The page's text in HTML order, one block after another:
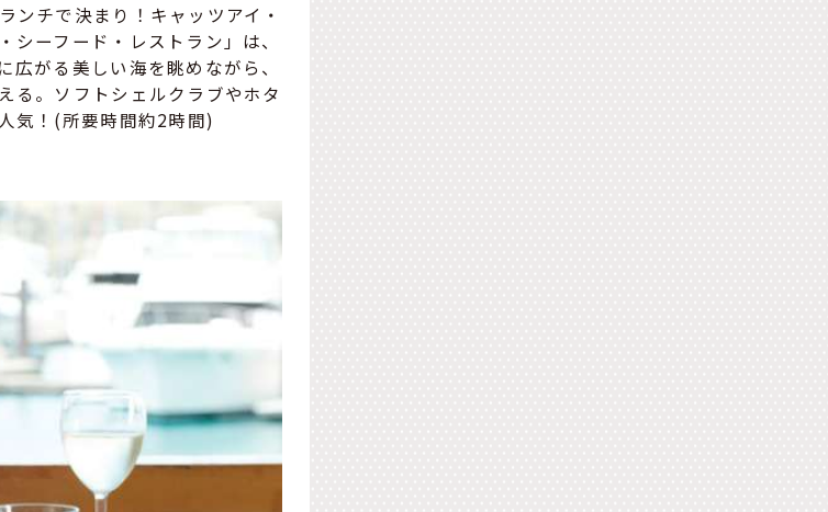
ンチで決まり！キャッツアイ・
ーフード・レストラン」は、
がる美しい海を眺めながら、
る。ソフトシェルクラブやホタ
気！(所要時間約2時間)